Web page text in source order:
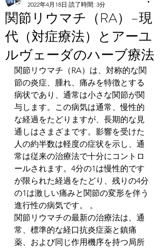
関節リウマチ（RA）–現
代（対症療法）とアーユ
ルヴェーダのハーブ療法
2022年4月18日 読了時間: 3分
関節リウマチ（RA）は、対称的な関
節の炎症、腫れ、痛みを特徴とする
病状であり、通常は小さな関節が関
与します。この病気は通常、慢性的
な経過をたどりますが、長期的な見
通しはさまざまです。影響を受けた
人の約半数は軽度の症状を示し、通
常は従来の治療法で十分にコントロ
ールされます。4分の1は慢性的です
が限られた経過をたどり、残りの4分
の1は激しい痛みと関節の変形を伴う
進行性の病気です。 。
関節リウマチの最新の治療法は、通
常、標準的な経口抗炎症薬と鎮痛
薬、および同じ作用機序を持つ局所